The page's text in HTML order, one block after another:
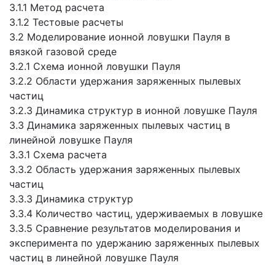
3.1.1 Метод расчета
3.1.2 Тестовые расчеты
3.2 Моделирование ионной ловушки Пауля в
вязкой газовой среде
3.2.1 Схема ионной ловушки Пауля
3.2.2 Области удержания заряженных пылевых
частиц
3.2.3 Динамика структур в ионной ловушке Пауля
3.3 Динамика заряженных пылевых частиц в
линейной ловушке Пауля
3.3.1 Схема расчета
3.3.2 Область удержания заряженных пылевых
частиц
3.3.3 Динамика структур
3.3.4 Количество частиц, удерживаемых в ловушке
3.3.5 Сравнение результатов моделирования и
эксперимента по удержанию заряженных пылевых
частиц в линейной ловушке Пауля